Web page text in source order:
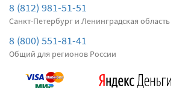
Подробнее
8 (812) 981-51-51
Санкт-Петербург и Ленинградская область
8 (800) 551-81-41
Общий для регионов России